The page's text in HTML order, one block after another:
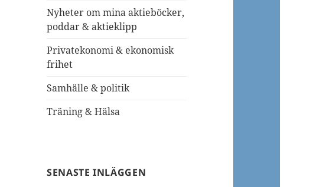
Nyheter om mina aktieböcker,
poddar & aktieklipp
Privatekonomi & ekonomisk
frihet
Samhälle & politik
Träning & Hälsa
SENASTE INLÄGGEN